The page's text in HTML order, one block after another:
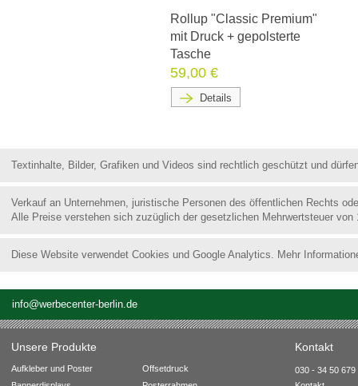
Rollup "Classic Premium"
mit Druck + gepolsterte
Tasche
59,00 €
Details
Textinhalte, Bilder, Grafiken und Videos sind rechtlich geschützt und
Verkauf an Unternehmen, juristische Personen des öffentlichen Rechts
Alle Preise verstehen sich zuzüglich der gesetzlichen Mehrwertsteuer von
Diese Website verwendet Cookies und Google Analytics. Mehr
info@werbecenter-berlin.de
Unsere Produkte Kontakt
Aufkleber und Poster
Offsetdruck
030 - 34 50 679